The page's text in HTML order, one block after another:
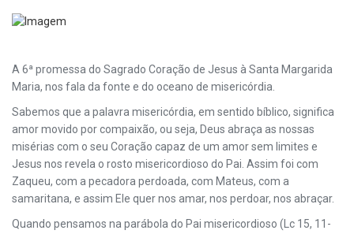
A 6ª promessa do Sagrado Coração de Jesus à Santa Margarida
Maria, nos fala da fonte e do oceano de misericórdia.
Sabemos que a palavra misericórdia, em sentido bíblico, significa
amor movido por compaixão, ou seja, Deus abraça as nossas
misérias com o seu Coração capaz de um amor sem limites e
Jesus nos revela o rosto misericordioso do Pai. Assim foi com
Zaqueu, com a pecadora perdoada, com Mateus, com a
samaritana, e assim Ele quer nos amar, nos perdoar, nos abraçar.
Quando pensamos na parábola do Pai misericordioso (Lc 15, 11-